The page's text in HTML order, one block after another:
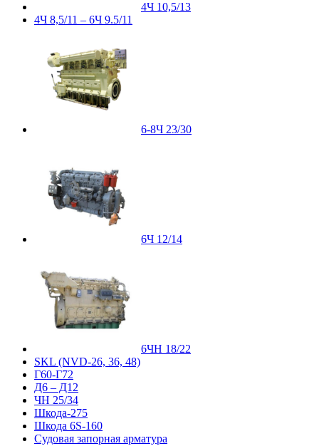
4Ч 10,5/13
4Ч 8,5/11 – 6Ч 9.5/11
6-8Ч 23/30
6Ч 12/14
6ЧН 18/22
SKL (NVD-26, 36, 48)
Г60-Г72
Д6 – Д12
ЧН 25/34
Шкода-275
Шкода 6S-160
Судовая запорная арматура